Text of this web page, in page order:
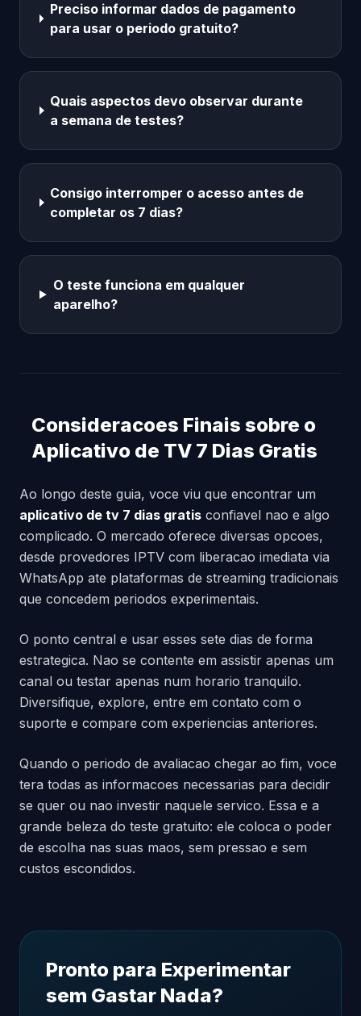
Preciso informar dados de pagamento
para usar o periodo gratuito?
Quais aspectos devo observar durante
a semana de testes?
Consigo interromper o acesso antes de
completar os 7 dias?
O teste funciona em qualquer
aparelho?
Consideracoes Finais sobre o
Aplicativo de TV 7 Dias Gratis
Ao longo deste guia, voce viu que encontrar um
aplicativo de tv 7 dias gratis confiavel nao e algo
complicado. O mercado oferece diversas opcoes,
desde provedores IPTV com liberacao imediata via
WhatsApp ate plataformas de streaming tradicionais
que concedem periodos experimentais.
O ponto central e usar esses sete dias de forma
estrategica. Nao se contente em assistir apenas um
canal ou testar apenas num horario tranquilo.
Diversifique, explore, entre em contato com o
suporte e compare com experiencias anteriores.
Quando o periodo de avaliacao chegar ao fim, voce
tera todas as informacoes necessarias para decidir
se quer ou nao investir naquele servico. Essa e a
grande beleza do teste gratuito: ele coloca o poder
de escolha nas suas maos, sem pressao e sem
custos escondidos.
Pronto para Experimentar
sem Gastar Nada?